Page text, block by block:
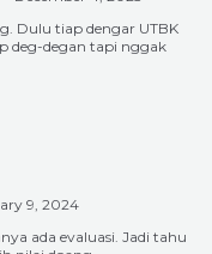
Dulu tiap dengar UTBK
deg-degan tapi nggak
9, 2024
ada evaluasi. Jadi tahu